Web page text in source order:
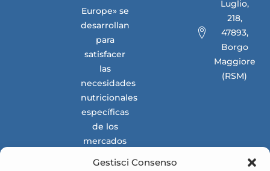
Gestisci Consenso
Europe» se
desarrollan
para
satisfacer
las
necesidades
nutricionales
específicas
de los
mercados
Luglio,
218,
47893,
Borgo
Maggiore
(RSM)